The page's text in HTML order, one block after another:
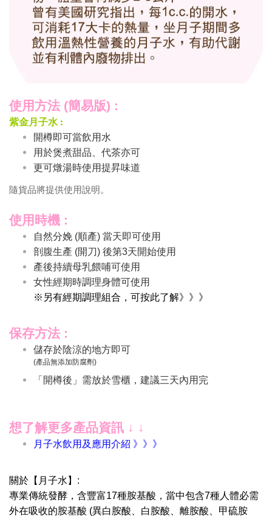
使用方法 (簡易版) :
紫金月子水 :
開樽即可當飲用水
用於煲煮甜品、代茶亦可
更可燉湯時使用提昇味道
隨貨品將提供使用說明。
使用時機 :
自然分娩 (順產) 當天即可使用
剖腹生產 (開刀) 後第3天開始使用
產後持續母乳餵哺可使用
女性經期時調理身體可使用
※另有經期調理組合，可按此了解》》》
保存方法 :
儲存於陰涼的地方即可
(產品無添加防腐劑)
「開樽後」需放於雪櫃，建議三天內用完
想了解更多產品資訊 ↓ ↓
月子水飲用及應用介紹 》》》
關於【月子水】:
專業傳統發酵，含豐富17種胺基酸，當中包含7種人體必需
外在吸收的胺基酸 (異白胺酸、白胺酸、離胺酸、甲硫胺